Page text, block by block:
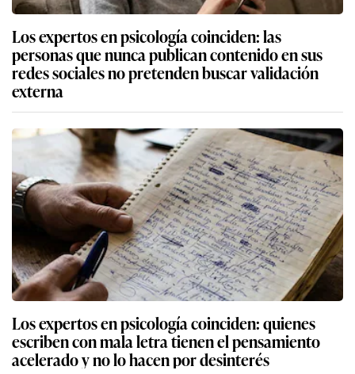
Los expertos en psicología coinciden: las
personas que nunca publican contenido en sus
redes sociales no pretenden buscar validación
externa
Los expertos en psicología coinciden: quienes
escriben con mala letra tienen el pensamiento
acelerado y no lo hacen por desinterés